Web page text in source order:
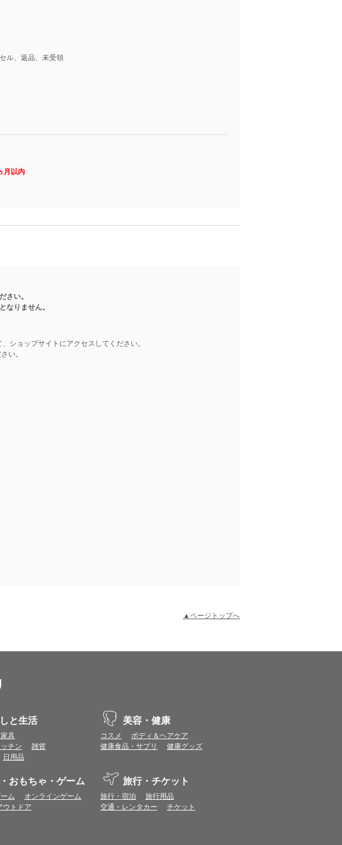
ル、返品、未受領
月以内
さい。
なりません。
ショップサイトにアクセスしてください。
い。
せにより、 一部表示不具合や機能がご利用いただけない場合があり
為、CookieとJavaScriptが使用できる環境でご利用ください。
なる1〜19倍分のポイントまたは表示ポイント数をプレミアムポイ
料等を除く）となります。
ご請求月と異なる場合があります。ポイント付与時期はショップご
部の法人カード等につきましては表示ポイント数と付与ポイント数
▲ページトップへ
と生活
具
チン
雑貨
日用品
美容・健康
コスメ
ボディ＆ヘアケア
健康食品・サプリ
健康グッズ
おもちゃ・ゲーム
ム
オンラインゲーム
ウトドア
旅行・チケット
旅行・宿泊
旅行用品
交通・レンタカー
チケット